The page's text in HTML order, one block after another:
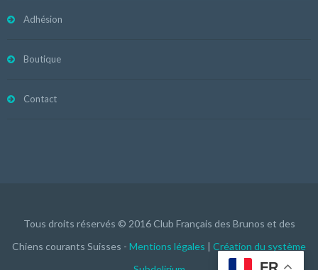
Adhésion
Boutique
Contact
Tous droits réservés © 2016 Club Français des Brunos et des
Chiens courants Suisses - Mentions légales | Création du système